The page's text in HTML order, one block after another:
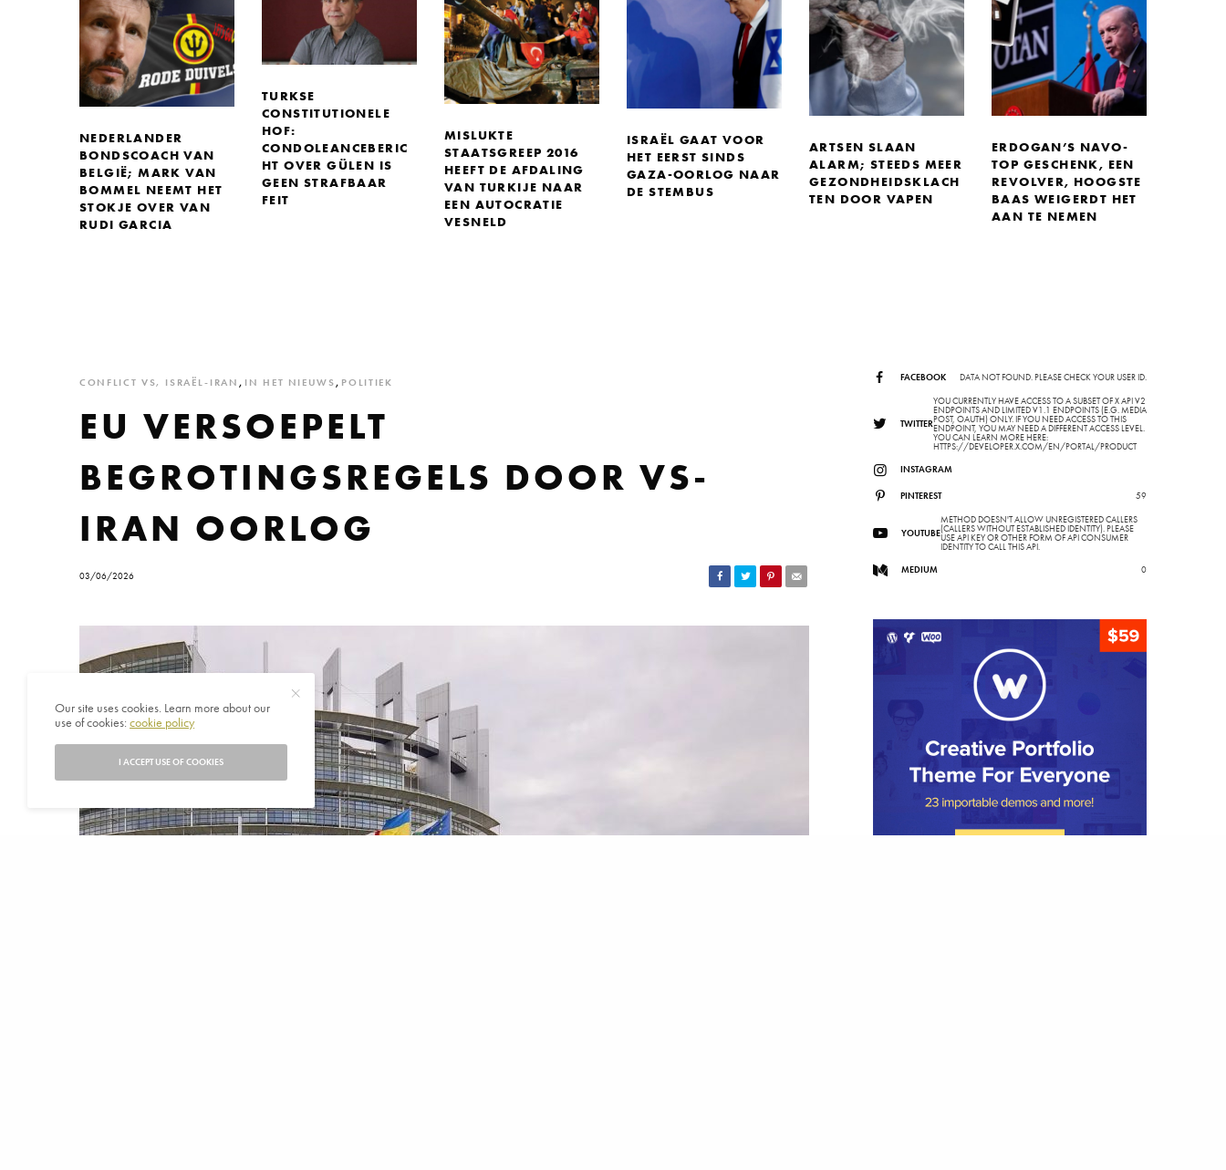
NEDERLANDER
BONDSCOACH VAN
BELGIË; MARK VAN
BOMMEL NEEMT HET
STOKJE OVER VAN
RUDI GARCIA
TURKSE
CONSTITUTIONELE
HOF:
CONDOLEANCEBERIC
HT OVER GÜLEN IS
GEEN STRAFBAAR
FEIT
MISLUKTE
STAATSGREEP 2016
HEEFT DE AFDALING
VAN TURKIJE NAAR
EEN AUTOCRATIE
VESNELD
ISRAËL GAAT VOOR
HET EERST SINDS
GAZA-OORLOG NAAR
DE STEMBUS
ARTSEN SLAAN
ALARM; STEEDS MEER
GEZONDHEIDSKLACH
TEN DOOR VAPEN
ERDOGAN’S NAVO-
TOP GESCHENK, EEN
REVOLVER, HOOGSTE
BAAS WEIGERDT HET
AAN TE NEMEN
CONFLICT VS, ISRAËL-IRAN , IN HET NIEUWS , POLITIEK
EU VERSOEPELT
BEGROTINGSREGELS DOOR VS-
IRAN OORLOG
03/06/2026
FACEBOOK DATA NOT FOUND. PLEASE CHECK YOUR USER ID.
TWITTER
YOU CURRENTLY HAVE ACCESS TO A SUBSET OF X API V2
ENDPOINTS AND LIMITED V1.1 ENDPOINTS (E.G. MEDIA
POST, OAUTH) ONLY. IF YOU NEED ACCESS TO THIS
ENDPOINT, YOU MAY NEED A DIFFERENT ACCESS LEVEL.
YOU CAN LEARN MORE HERE:
HTTPS://DEVELOPER.X.COM/EN/PORTAL/PRODUCT
INSTAGRAM
PINTEREST 59
YOUTUBE
METHOD DOESN'T ALLOW UNREGISTERED CALLERS
(CALLERS WITHOUT ESTABLISHED IDENTITY). PLEASE
USE API KEY OR OTHER FORM OF API CONSUMER
IDENTITY TO CALL THIS API.
MEDIUM
0
Our site uses cookies. Learn more about our
use of cookies:cookie policy
I ACCEPT USE OF COOKIES